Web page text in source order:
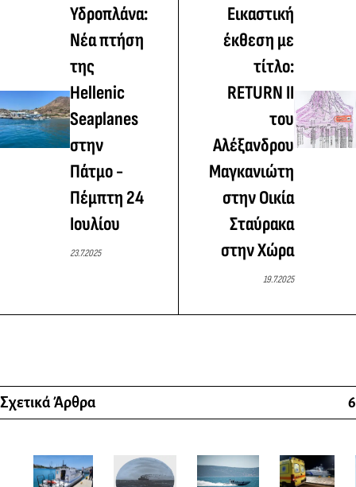
Υδροπλάνα:
Νέα πτήση
της
Hellenic
Seaplanes
στην
Πάτμο -
Πέμπτη 24
Ιουλίου
23.7.2025
Εικαστική
έκθεση με
τίτλο:
RETURN II
του
Αλέξανδρου
Μαγκανιώτη
στην Οικία
Σταύρακα
στην Χώρα
19.7.2025
Σχετικά Άρθρα 6